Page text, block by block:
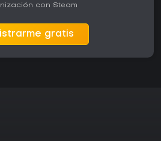
con Steam
gratis